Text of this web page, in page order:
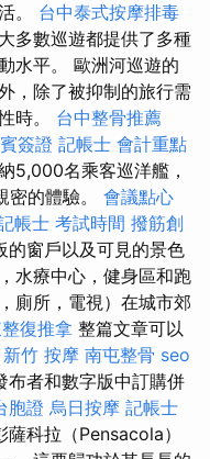
。 台中泰式按摩排毒
多數巡遊都提供了多種
水平。 歐洲河巡遊的
，除了被抑制的旅行需
時。 台中整骨推薦
簽證 記帳士 會計重點
5,000名乘客巡洋艦，
密的體驗。 會議點心
帳士 考試時間 撥筋創
的窗戶以及可見的景色
水療中心，健身區和跑
廁所，電視）在城市郊
復推拿 整篇文章可以
新竹 按摩 南屯整骨 seo
布者和數字版中訂購併
胞證 烏日按摩 記帳士
科拉（Pensacola）